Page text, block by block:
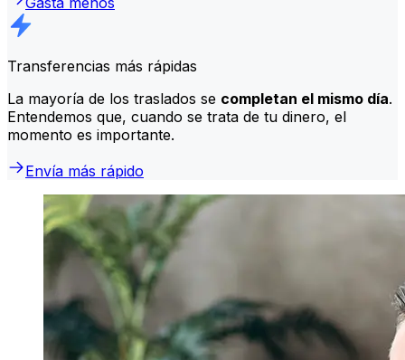
Transferencias más rápidas
La mayoría de los traslados se completan el mismo día.
Entendemos que, cuando se trata de tu dinero, el
momento es importante.
Envía más rápido